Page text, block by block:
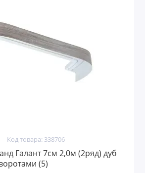
Код товара: 338706
Галант 7см 2,0м (2ряд) дуб
(5)